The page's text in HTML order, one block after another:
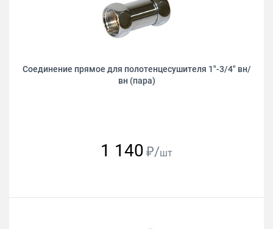
Соединение прямое для полотенцесушителя 1"-3/4" вн/
вн (пара)
1 140 ₽/шт